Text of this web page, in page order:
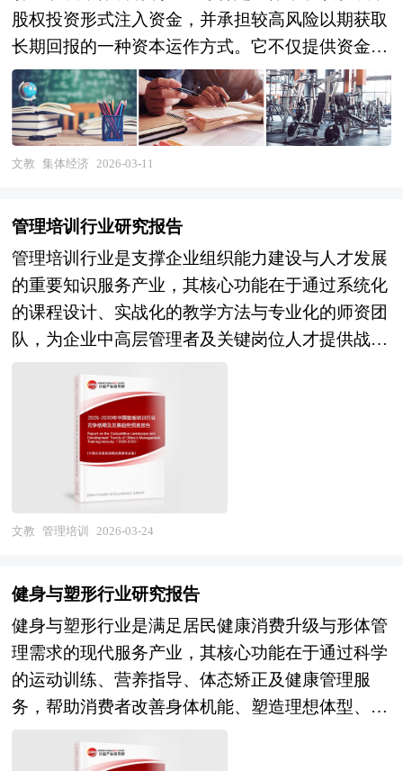
股权投资形式注入资金，并承担较高风险以期获取
长期回报的一种资本运作方式。它不仅提供资金支
持，更强调通过专业管理赋能，提升集体经济的市
场化运营能力与抗风险水平。这类投资通常聚焦于
农业产业化、乡村文旅、绿色能源、数字乡村等符
合国家战略方向的领域，在推动共同富裕和乡村振
碳”目标持续推进的热点驱动下，集体经济行业风
险投资正呈现出新的发展特征：一方面，投资逻辑
从传统的资源开发转向科技驱动，更加注重对智慧
农业、生态循环技术、农村电商供应链等创新模式
的支持，推动集体经济向高附加值环节延伸；另一
方面，风险治理机制也在同步完善，尤其关注政策
稳定性、产权界定清晰度以及治理结构现代化等关
键问题，以应对因集体决策机制复杂、市场化经验
不足带来的运营不确定性。 中国的风险投资起步
于20世纪80年代，在市场经济的大潮中，中国的风
险投资事业已经有了较大的发展。随着中国经济持
续稳定地高速增长和资本市场的逐步完善，中国的
于中国市场的高回报率使中国成为全球资本关注的
战略要地。 本报告由中研普华咨询公司领衔撰
写，在大量周密的市场调研基础上，主要依据了国
家统计局、国家商务部、国家财政部、中国证券监
督管理委员会、中国风险投资协会、中国风险投资
会、上海创业投资行业协会、集体经济行业相关协
文教 集体经济 2026-03-11
管理培训行业研究报告
管理培训行业是支撑企业组织能力建设与人才发展
的重要知识服务产业，其核心功能在于通过系统化
的课程设计、实战化的教学方法与专业化的师资团
队，为企业中高层管理者及关键岗位人才提供战略
思维、领导力、专业技能、创新方法等方面的知识
赋能与能力提升服务，助力企业应对复杂商业环
境、实现战略转型与持续增长。从产业范畴来看，
管理培训行业涵盖上游内容研发与师资培养（课程
体系设计、案例开发、讲师认证、知识IP打造），
中游培训交付与运营（公开课、企业内训、在线学
习、行动学习、教练辅导、测评咨询），以及下游
询、组织能力建设、校友网络运营）的完整产业链
基层员工及专业人才培训，按照交付形式则形成线
下公开课、企业定制内训、在线学习平台、混合式
学习等多元矩阵。随着企业数字化转型与人才竞争
加剧，管理培训正从知识传授向能力转化、从通用
课程向场景定制转变，其产业边界不断向数字化学
文教 管理培训 2026-03-24
健身与塑形行业研究报告
健身与塑形行业是满足居民健康消费升级与形体管
理需求的现代服务产业，其核心功能在于通过科学
的运动训练、营养指导、体态矫正及健康管理服
务，帮助消费者改善身体机能、塑造理想体型、提
升生活质量，兼具健康属性、审美属性与社交属
性。从产业范畴来看，健身与塑形行业涵盖上游器